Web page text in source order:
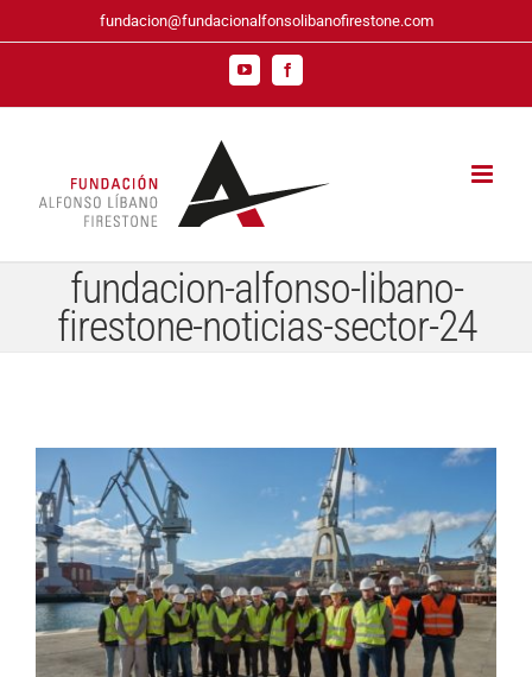
al
fundacion@fundacionalfonsolibanofirestone.com
YouTubeFacebook
fundacion-alfonso-libano-
firestone-noticias-sector-24